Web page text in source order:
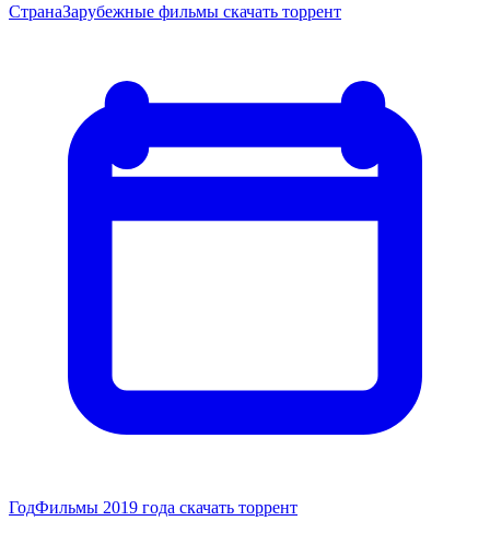
СтранаЗарубежные фильмы скачать торрент
ГодФильмы 2019 года скачать торрент